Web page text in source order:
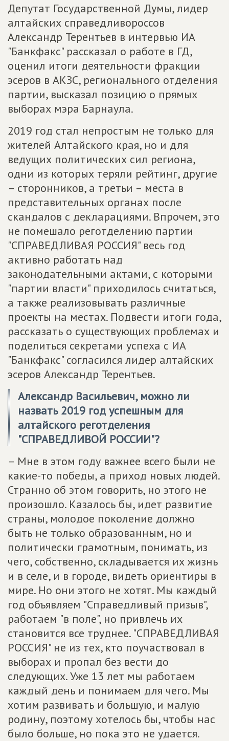
Депутат Государственной Думы, лидер
алтайских справедливороссов
Александр Терентьев в интервью ИА
"Банкфакс" рассказал о работе в ГД,
оценил итоги деятельности фракции
эсеров в АКЗС, регионального отделения
партии, высказал позицию о прямых
выборах мэра Барнаула.
2019 год стал непростым не только для
жителей Алтайского края, но и для
ведущих политических сил региона,
одни из которых теряли рейтинг, другие
– сторонников, а третьи – места в
представительных органах после
скандалов с декларациями. Впрочем, это
не помешало реготделению партии
"СПРАВЕДЛИВАЯ РОССИЯ" весь год
активно работать над
законодательными актами, с которыми
"партии власти" приходилось считаться,
а также реализовывать различные
проекты на местах. Подвести итоги года,
рассказать о существующих проблемах и
поделиться секретами успеха с ИА
"Банкфакс" согласился лидер алтайских
эсеров Александр Терентьев.
Александр Васильевич, можно ли
назвать 2019 год успешным для
алтайского реготделения
"СПРАВЕДЛИВОЙ РОССИИ"?
– Мне в этом году важнее всего были не
какие-то победы, а приход новых людей.
Странно об этом говорить, но этого не
произошло. Казалось бы, идет развитие
страны, молодое поколение должно
быть не только образованным, но и
политически грамотным, понимать, из
чего, собственно, складывается их жизнь
и в селе, и в городе, видеть ориентиры в
мире. Но они этого не хотят. Мы каждый
год объявляем "Справедливый призыв",
работаем "в поле", но привлечь их
становится все труднее. "СПРАВЕДЛИВАЯ
РОССИЯ" не из тех, кто поучаствовал в
выборах и пропал без вести до
следующих. Уже 13 лет мы работаем
каждый день и понимаем для чего. Мы
хотим развивать и большую, и малую
родину, поэтому хотелось бы, чтобы нас
было больше, но пока это не удается.